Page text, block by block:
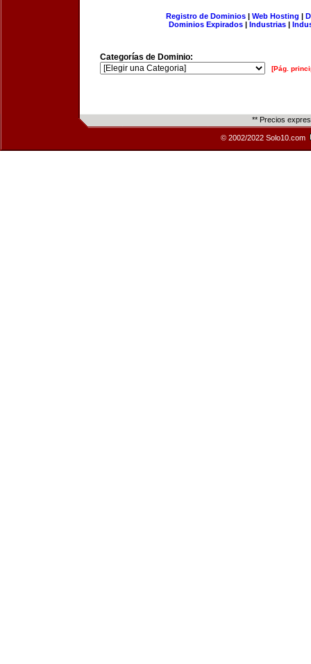
Registro de Dominios| Web Hosting |
Dominios Expirados | Industrias |
Categorías de Dominio:
[Pág.
** Precios
© 2002/2022 Solo10.com